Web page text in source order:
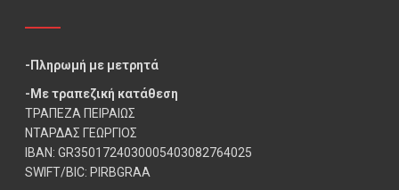
-Πληρωμή με μετρητά
-Με τραπεζική κατάθεση
ΤΡΑΠΕΖΑ ΠΕΙΡΑΙΩΣ
ΝΤΑΡΔΑΣ ΓΕΩΡΓΙΟΣ
IBAN: GR3501724030005403082764025
SWIFT/BIC: PIRBGRAA